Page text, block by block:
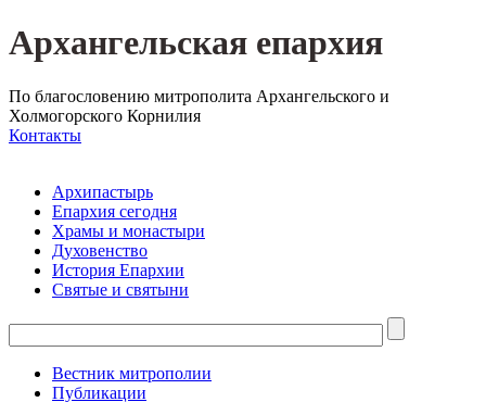
Архангельская епархия
По благословению митрополита Архангельского и
Холмогорского Корнилия
Контакты
Архипастырь
Епархия сегодня
Храмы и монастыри
Духовенство
История Епархии
Святые и святыни
Вестник митрополии
Публикации